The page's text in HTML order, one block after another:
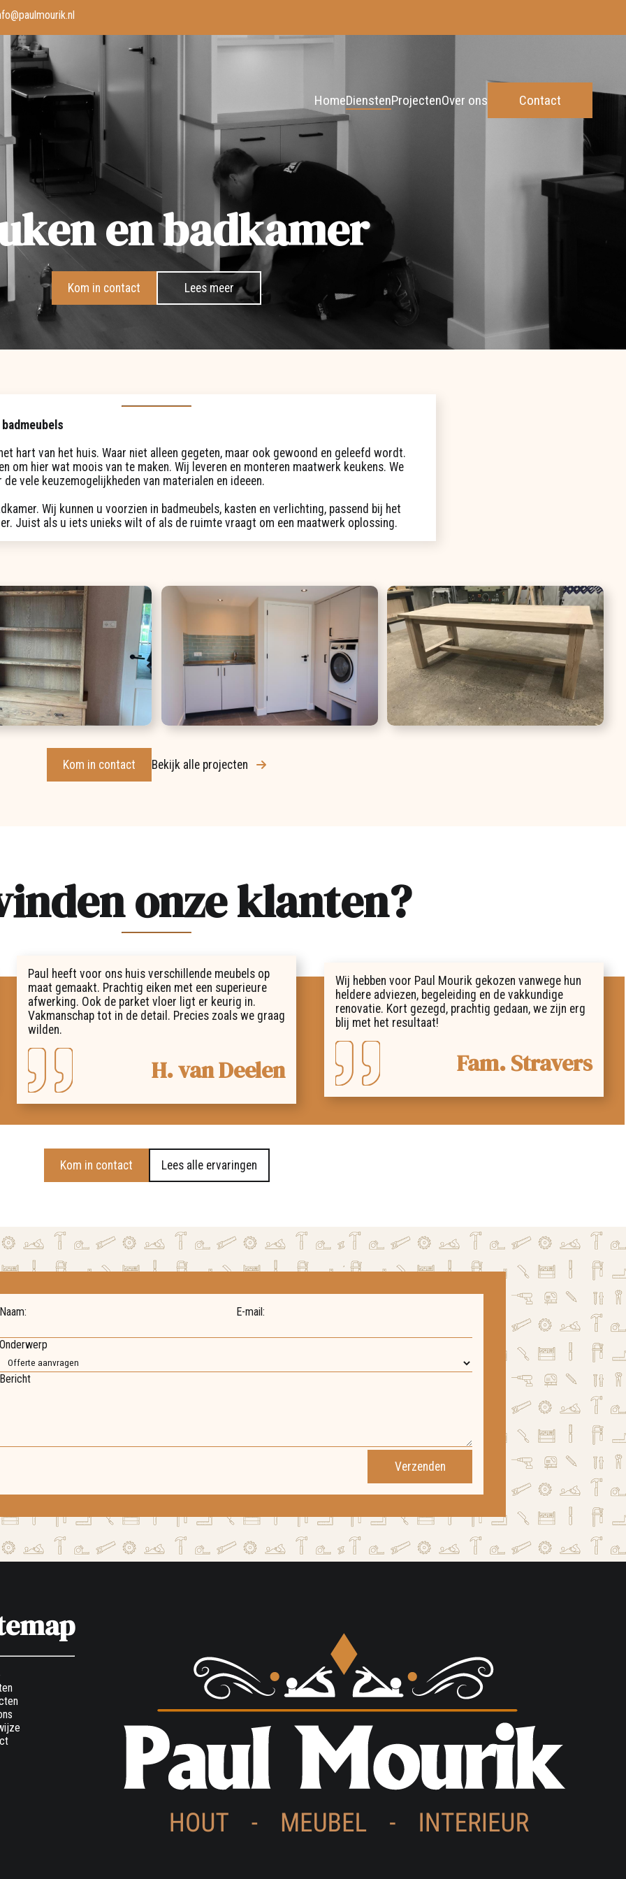
HomeDienstenProjectenOver ons Contact
en badkamer
Kom in contact Lees meer
hart van het huis. Waar niet alleen gegeten, maar ook gewoond en geleefd wordt.
om hier wat moois van te maken. Wij leveren en monteren maatwerk keukens. We
vele keuzemogelijkheden van materialen en ideeen.
Wij kunnen u voorzien in badmeubels, kasten en verlichting, passend bij het
Juist als u iets unieks wilt of als de ruimte vraagt om een maatwerk oplossing.
Kom in contact Bekijk alle projecten
onze klanten?
Paul heeft voor ons huis verschillende meubels op
maat gemaakt. Prachtig eiken met een superieure
afwerking. Ook de parket vloer ligt er keurig in.
Vakmanschap tot in de detail. Precies zoals we graag
wilden.
H. van Deelen
Wij hebben voor Paul Mourik gekozen vanwege hun
heldere adviezen, begeleiding en de vakkundige
renovatie. Kort gezegd, prachtig gedaan, we zijn erg
blij met het resultaat!
Fam. Stravers
Kom in contact Lees alle ervaringen
Naam: E-mail:
Onderwerp
Bericht
Verzenden